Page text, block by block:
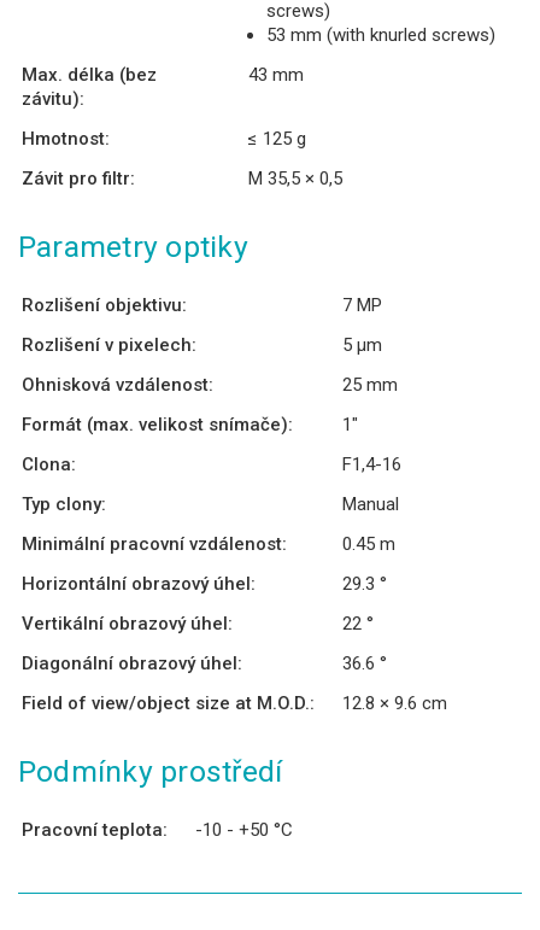
screws)
53 mm (with knurled screws)
Max. délka (bez
závitu):
43 mm
Hmotnost:
≤ 125 g
Závit pro filtr:
M 35,5 × 0,5
Parametry optiky
Rozlišení objektivu:
7 MP
Rozlišení v pixelech:
5 µm
Ohnisková vzdálenost:
25 mm
Formát (max. velikost snímače):
1″
Clona:
F1,4-16
Typ clony:
Manual
Minimální pracovní vzdálenost:
0.45 m
Horizontální obrazový úhel:
29.3 °
Vertikální obrazový úhel:
22 °
Diagonální obrazový úhel:
36.6 °
Field of view/object size at M.O.D.:
12.8 × 9.6 cm
Podmínky prostředí
Pracovní teplota: -10 - +50 °C